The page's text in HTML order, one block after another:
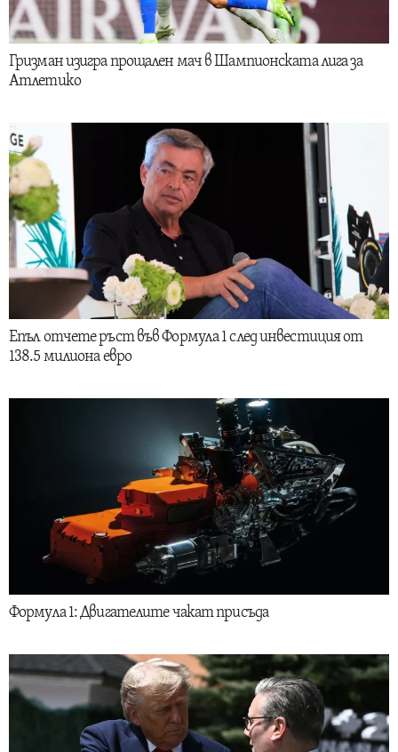
Гризман изигра прощален мач в Шампионската лига за
Атлетико
Епъл отчете ръст във Формула 1 след инвестиция от
138.5 милиона евро
Формула 1: Двигателите чакат присъда